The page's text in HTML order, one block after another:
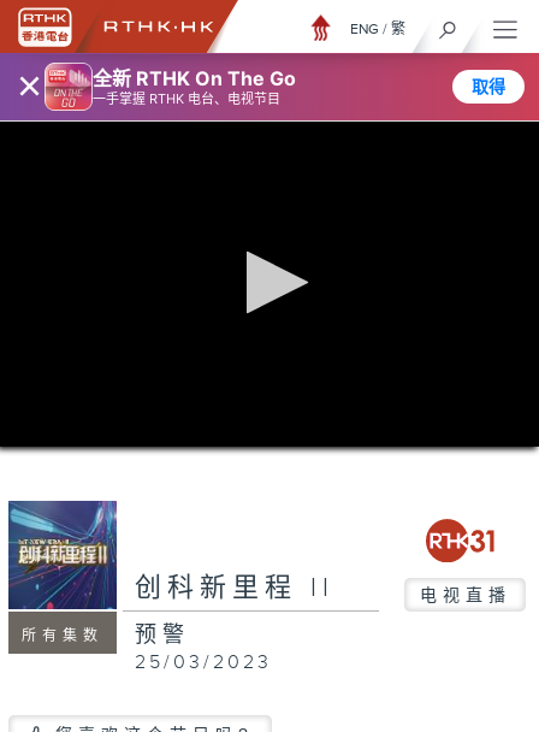
× 全新 RTHK On The Go
一手掌握 RTHK 电台、电视节目
取得
ENG / 繁
seconds
seconds
所有集数
创科新里程 II 电视直播
预警
25/03/2023